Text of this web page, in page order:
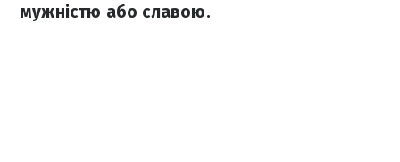
мужністю або славою.